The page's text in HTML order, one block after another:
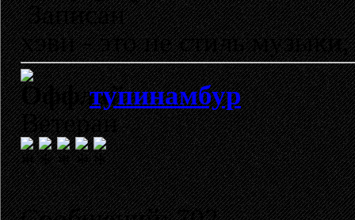
Записан
хэви - это не стиль
тупинамбур
Ветеран